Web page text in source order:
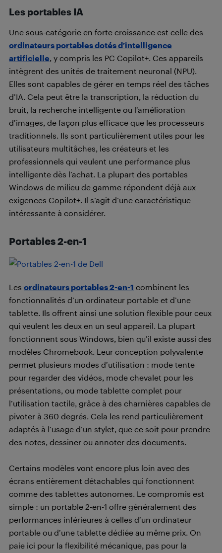
Les portables IA
Une sous-catégorie en forte croissance est celle des
ordinateurs portables dotés d’intelligence
artificielle, y compris les PC Copilot+. Ces appareils
intègrent des unités de traitement neuronal (NPU).
Elles sont capables de gérer en temps réel des tâches
d’IA. Cela peut être la transcription, la réduction du
bruit, la recherche intelligente ou l’amélioration
d’images, de façon plus efficace que les processeurs
traditionnels. Ils sont particulièrement utiles pour les
utilisateurs multitâches, les créateurs et les
professionnels qui veulent une performance plus
intelligente dès l’achat. La plupart des portables
Windows de milieu de gamme répondent déjà aux
exigences Copilot+. Il s’agit d’une caractéristique
intéressante à considérer.
Portables 2-en-1
Les ordinateurs portables 2-en-1 combinent les
fonctionnalités d’un ordinateur portable et d’une
tablette. Ils offrent ainsi une solution flexible pour ceux
qui veulent les deux en un seul appareil. La plupart
fonctionnent sous Windows, bien qu’il existe aussi des
modèles Chromebook. Leur conception polyvalente
permet plusieurs modes d’utilisation : mode tente
pour regarder des vidéos, mode chevalet pour les
présentations, ou mode tablette complet pour
l’utilisation tactile, grâce à des charnières capables de
pivoter à 360 degrés. Cela les rend particulièrement
adaptés à l’usage d’un stylet, que ce soit pour prendre
des notes, dessiner ou annoter des documents.
Certains modèles vont encore plus loin avec des
écrans entièrement détachables qui fonctionnent
comme des tablettes autonomes. Le compromis est
simple : un portable 2-en-1 offre généralement des
performances inférieures à celles d’un ordinateur
portable ou d’une tablette dédiée au même prix. On
paie ici pour la flexibilité mécanique, pas pour la